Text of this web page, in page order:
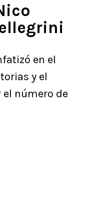
en el
y el
número de